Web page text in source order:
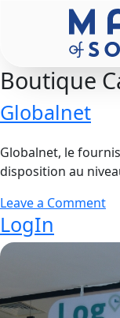
Boutique
Globalnet
Globalnet, le
disposition au
Leave a Comment
LogIn